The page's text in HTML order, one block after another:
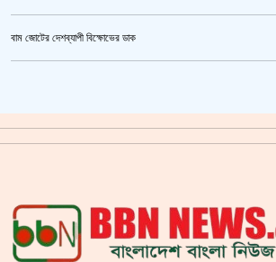
বাম জোটের দেশব্যাপী বিক্ষোভের ডাক
গাজীপুর মহাসড়ক অবরোধ,সিটি করপোরেশনের গাড়ি চাপায় শ্রমিক নিহত
জাল ভিসায় ইউরোপে মানুষ পাঠানোর অভিযোগে,শাহজালাল থেকে গ্রেপ্তার পাঁচজন